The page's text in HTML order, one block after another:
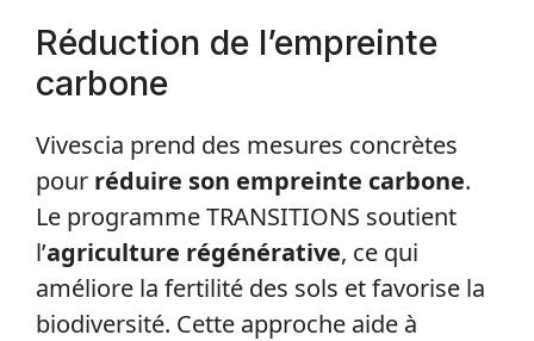
Réduction de l’empreinte
carbone
Vivescia prend des mesures concrètes
pour réduire son empreinte carbone.
Le programme TRANSITIONS soutient
l’agriculture régénérative, ce qui
améliore la fertilité des sols et favorise la
biodiversité. Cette approche aide à